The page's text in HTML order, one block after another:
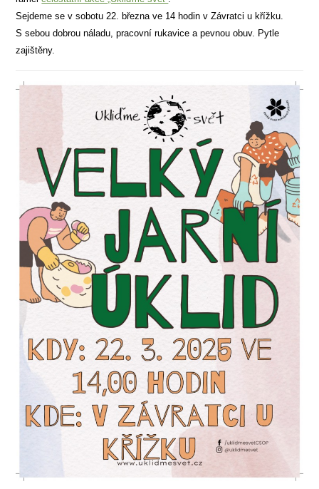
Sejdeme se v sobotu 22. března ve 14 hodin v Závratci u křížku.
S sebou dobrou náladu, pracovní rukavice a pevnou obuv. Pytle
zajištěny.